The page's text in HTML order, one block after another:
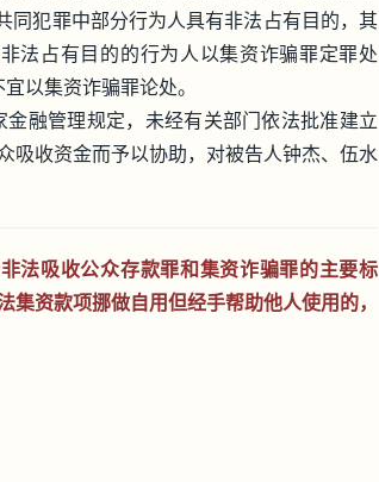
犯罪中部分行为人具有非法占有目的，其
法占有目的的行为人以集资诈骗罪定罪处
以集资诈骗罪论处。
融管理规定，未经有关部门依法批准建立
吸收资金而予以协助，对被告人钟杰、伍水
法吸收公众存款罪和集资诈骗罪的主要标
资款项挪做自用但经手帮助他人使用的，